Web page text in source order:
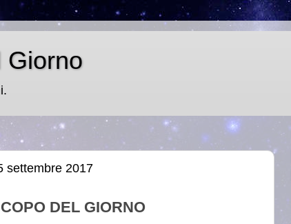
Giorno
settembre 2017
DEL GIORNO